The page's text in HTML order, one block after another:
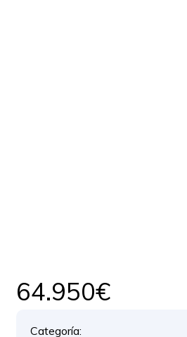
64.950€
Categoría: